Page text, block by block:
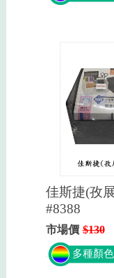
佳斯捷(孜
#8388
市場價 $130
多種顏